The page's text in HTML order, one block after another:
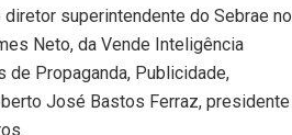
superintendente do Sebrae no
Neto, da Vende Inteligência
de Propaganda, Publicidade,
José Bastos Ferraz, presidente